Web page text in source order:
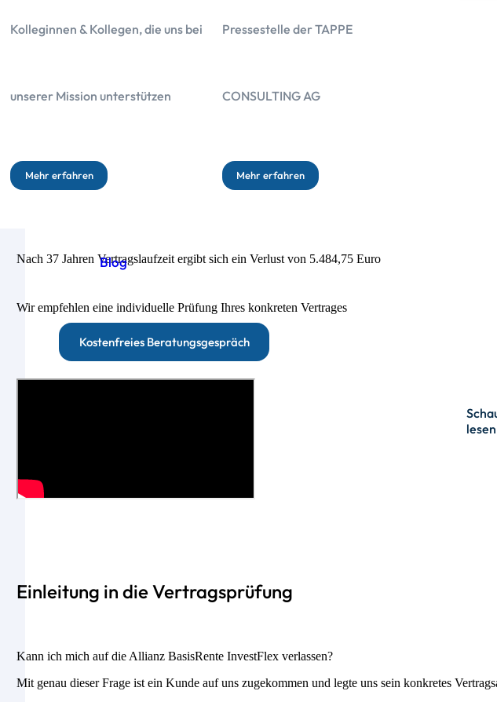
Kolleginnen & Kollegen, die uns bei
unserer Mission unterstützen
Mehr erfahren
Pressestelle der TAPPE
CONSULTING AG
Mehr erfahren
Blog
Kostenfreies Beratungsgespräch
Die Gesamtbelastung der im Angebot hinterlegten Kapitalanlage beträgt 82.175,83 Euro
Nach 37 Jahren Vertragslaufzeit ergibt sich ein Verlust von 5.484,75 Euro
Wir empfehlen eine individuelle Prüfung Ihres konkreten Vertrages
Einleitung in die Vertragsprüfung
Kann ich mich auf die Allianz BasisRente InvestFlex verlassen?
Mit genau dieser Frage ist ein Kunde auf uns zugekommen und legte uns sein konkretes